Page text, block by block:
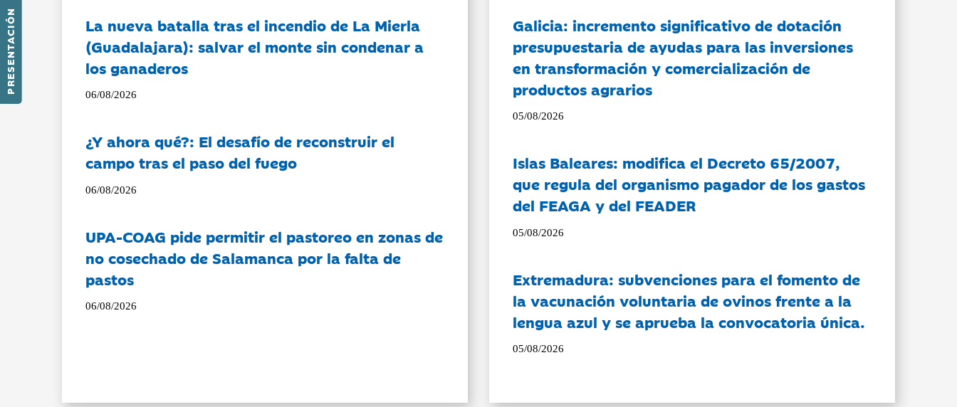
PRESENTACIÓN
La nueva batalla tras el incendio de La Mierla
(Guadalajara): salvar el monte sin condenar a
los ganaderos
06/08/2026
¿Y ahora qué?: El desafío de reconstruir el
campo tras el paso del fuego
06/08/2026
UPA-COAG pide permitir el pastoreo en zonas de
no cosechado de Salamanca por la falta de
pastos
06/08/2026
Galicia: incremento significativo de dotación
presupuestaria de ayudas para las inversiones
en transformación y comercialización de
productos agrarios
05/08/2026
Islas Baleares: modifica el Decreto 65/2007,
que regula del organismo pagador de los gastos
del FEAGA y del FEADER
05/08/2026
Extremadura: subvenciones para el fomento de
la vacunación voluntaria de ovinos frente a la
lengua azul y se aprueba la convocatoria única.
05/08/2026